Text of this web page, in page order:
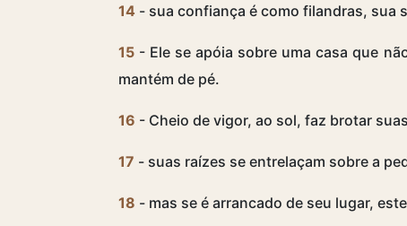
14 - sua confiança é como filandras, sua
15 - Ele se apóia sobre uma casa que
mantém de pé.
16 - Cheio de vigor, ao sol, faz brotar
17 - suas raízes se entrelaçam sobre a
18 - mas se é arrancado de seu lugar,